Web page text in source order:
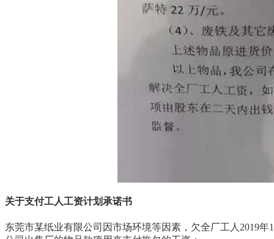
关于支付工人工资计划承诺书
东莞市某纸业有限公司因市场环境等因素，欠全厂工人2019